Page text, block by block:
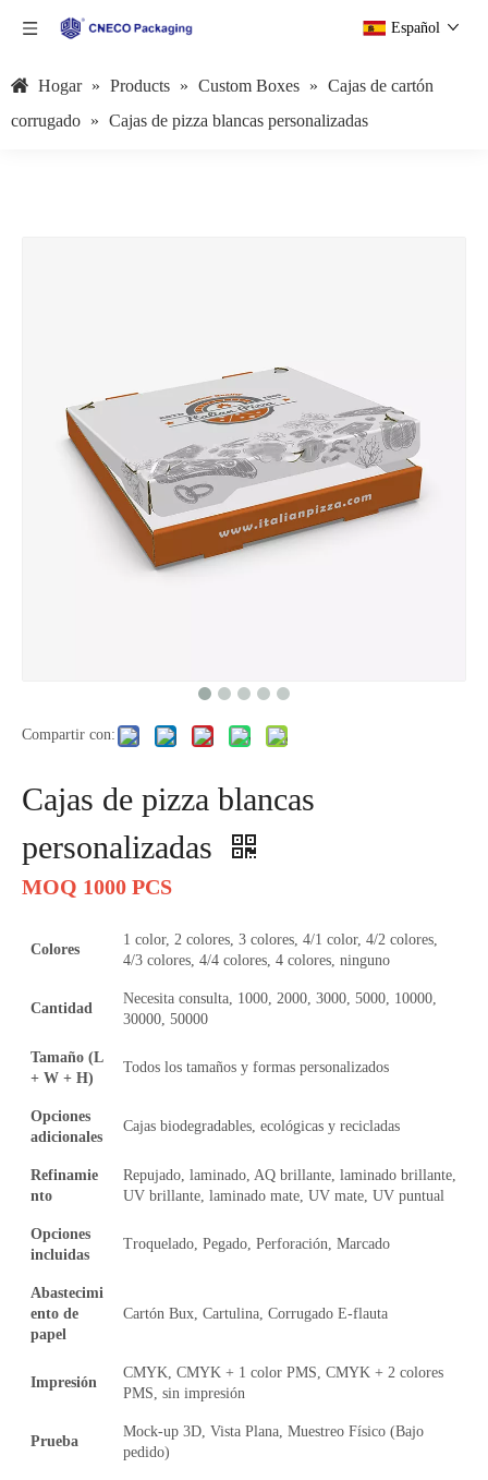
Español
Hogar » Products » Custom Boxes » Cajas de cartón
corrugado » Cajas de pizza blancas personalizadas
Compartir con:
Cajas de pizza blancas
personalizadas
MOQ 1000 PCS
Colores
1 color, 2 colores, 3 colores, 4/1 color, 4/2 colores,
4/3 colores, 4/4 colores, 4 colores, ninguno
Cantidad
Necesita consulta, 1000, 2000, 3000, 5000, 10000,
30000, 50000
Tamaño (L
+ W + H)
Todos los tamaños y formas personalizados
Opciones
adicionales
Cajas biodegradables, ecológicas y recicladas
Refinamie
nto
Repujado, laminado, AQ brillante, laminado brillante,
UV brillante, laminado mate, UV mate, UV puntual
Opciones
incluidas
Troquelado, Pegado, Perforación, Marcado
Abastecimi
ento de
papel
Cartón Bux, Cartulina, Corrugado E-flauta
Impresión
CMYK, CMYK + 1 color PMS, CMYK + 2 colores
PMS, sin impresión
Prueba
Mock-up 3D, Vista Plana, Muestreo Físico (Bajo
pedido)